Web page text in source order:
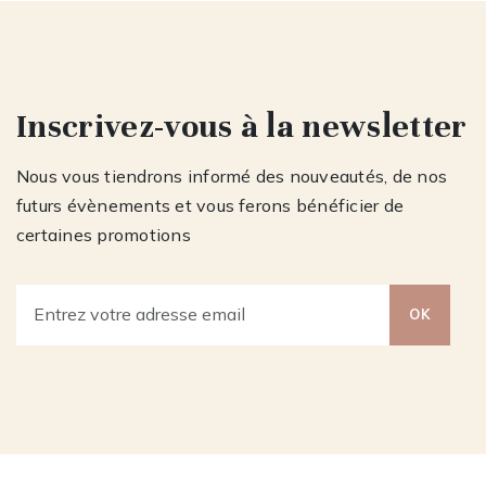
Inscrivez-vous à la newsletter
Nous vous tiendrons informé des nouveautés, de nos
futurs évènements et vous ferons bénéficier de
certaines promotions
OK